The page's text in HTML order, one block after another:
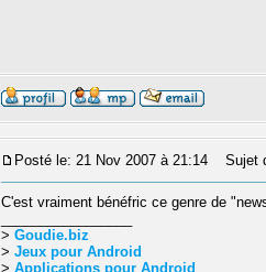
Posté le: 21 Nov 2007 à 21:14 Sujet
C'est vraiment bénéfric ce genre de
> Goudie.biz
> Jeux pour Android
> Applications pour Android